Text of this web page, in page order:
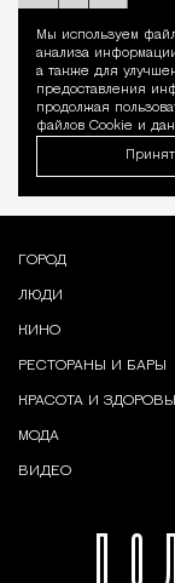
Мы используем
анализа
а также для
предоставления
продолжая
файлов Cookie и
ГОРОД
ЛЮДИ
КИНО
РЕСТОРАНЫ И БАРЫ
КРАСОТА И
МОДА
ВИДЕО